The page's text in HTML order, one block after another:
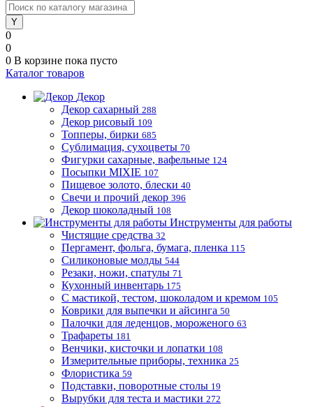
0
0
0 В корзине пока пусто
Каталог товаров
Декор
Декор сахарный 288
Декор рисовый 109
Топперы, бирки 685
Сублимация, сухоцветы 70
Фигурки сахарные, вафельные 124
Посыпки MIXIE 107
Пищевое золото, блески 40
Свечи и прочий декор 396
Декор шоколадный 108
Инструменты для работы
Чистящие средства 32
Пергамент, фольга, бумага, пленка 115
Силиконовые молды 544
Резаки, ножи, спатулы 71
Кухонный инвентарь 175
С мастикой, тестом, шоколадом и кремом 105
Коврики для выпечки и айсинга 50
Палочки для леденцов, мороженого 63
Трафареты 181
Венчики, кисточки и лопатки 108
Измерительные приборы, техника 25
Флористика 59
Подставки, поворотные столы 19
Вырубки для теста и мастики 272